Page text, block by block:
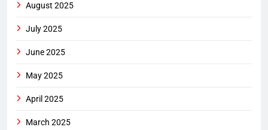
August 2025
July 2025
June 2025
May 2025
April 2025
March 2025